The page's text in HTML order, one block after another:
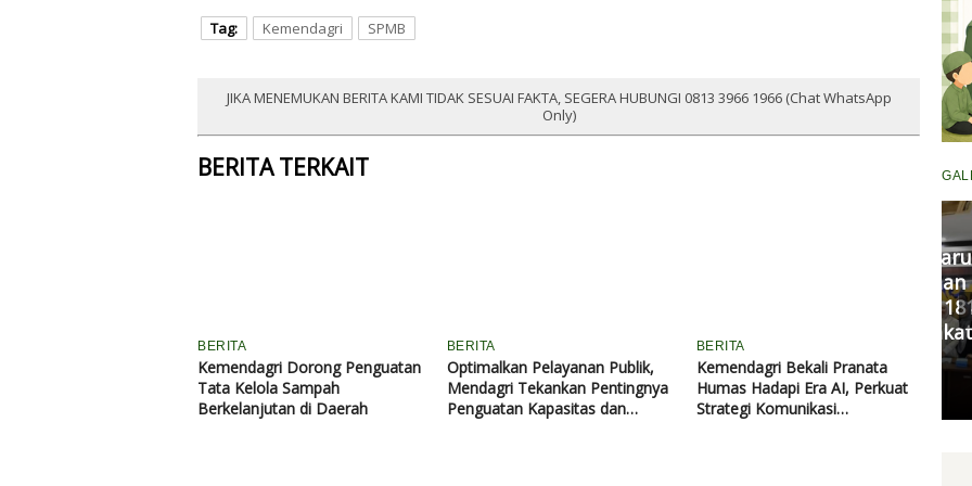
Tag: Kemendagri SPMB
JIKA MENEMUKAN BERITA KAMI TIDAK SESUAI FAKTA, SEGERA HUBUNGI 0813 3966 1966 (Chat WhatsApp
Only)
BERITA TERKAIT
BERITA
Kemendagri Dorong Penguatan
Tata Kelola Sampah
Berkelanjutan di Daerah
BERITA
Optimalkan Pelayanan Publik,
Mendagri Tekankan Pentingnya
Penguatan Kapasitas dan
BERITA
Kemendagri Bekali Pranata
Humas Hadapi Era AI, Perkuat
Strategi Komunikasi
Damai
Senin, 11 Mei 2026 17:53 WIB